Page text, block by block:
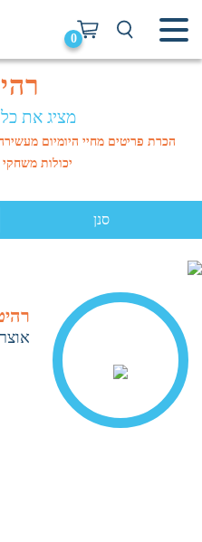
0
מציג את כל 1 התוצאות
הכרת פריטים מחיי היומיום
יכולות
סנן